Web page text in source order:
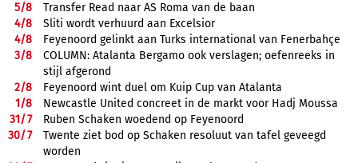
5/8
Transfer Read naar AS Roma van de baan
4/8
Sliti wordt verhuurd aan Excelsior
4/8
Feyenoord gelinkt aan Turks international van Fenerbahçe
3/8
COLUMN: Atalanta Bergamo ook verslagen; oefenreeks in
stijl afgerond
2/8
Feyenoord wint duel om Kuip Cup van Atalanta
1/8
Newcastle United concreet in de markt voor Hadj Moussa
31/7
Ruben Schaken woedend op Feyenoord
30/7
Twente ziet bod op Schaken resoluut van tafel geveegd
worden